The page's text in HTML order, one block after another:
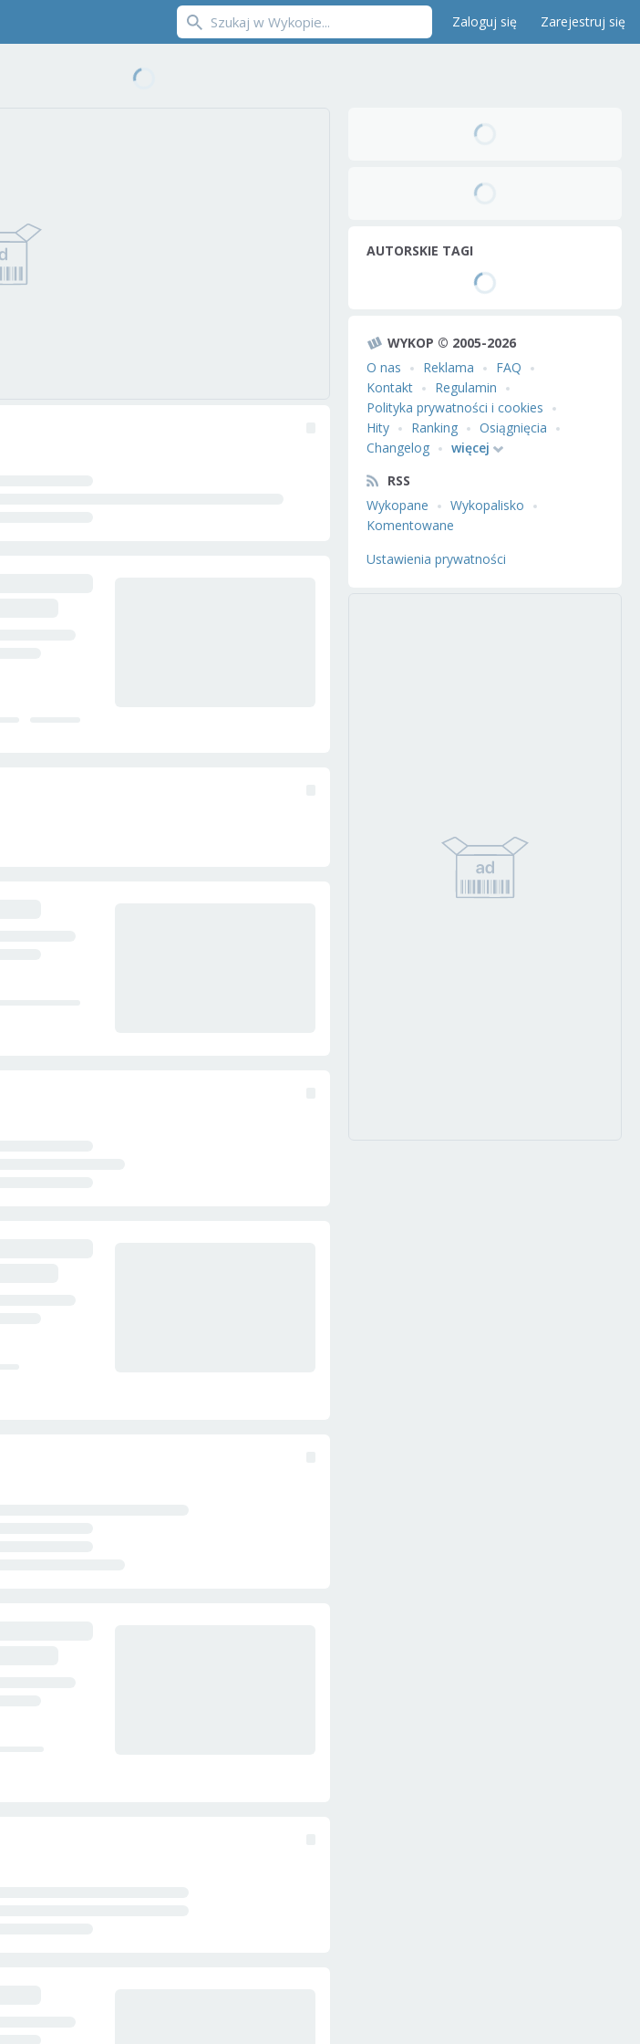
Zaloguj się Zarejestruj się
AUTORSKIE TAGI
WYKOP © 2005-2026
O nas
Reklama
FAQ
Kontakt
Regulamin
Polityka prywatności i cookies
Hity
Ranking
Osiągnięcia
Changelog
więcej
RSS
Wykopane
Wykopalisko
Komentowane
Ustawienia prywatności